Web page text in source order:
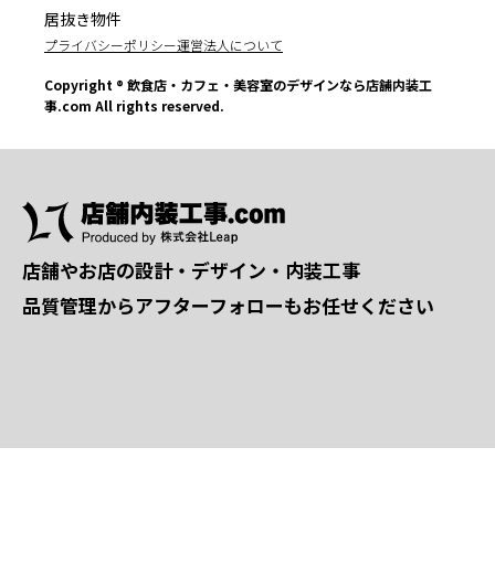
居抜き物件
プライバシーポリシー運営法人について
Copyright ® 飲食店・カフェ・美容室のデザインなら店舗内装工
事.com All rights reserved.
店舗やお店の設計・デザイン・内装工事
品質管理からアフターフォローもお任せください